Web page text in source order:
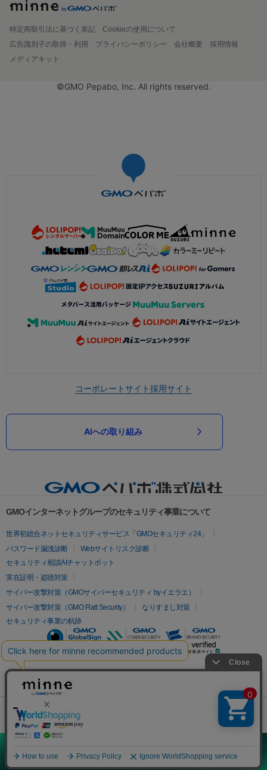
特定商取引法に基づく表記
Cookieの使用について
広告識別子の取得・利用
プライバシーポリシー 会社概要
採用情報
メディアキット
©GMO Pepabo, Inc. All rights reserved.
コーポレートサイト採用サイト
AIへの取り組み
GMOインターネットグループのセキュリティ事業について
世界初総合ネットセキュリティサービス「GMOセキュリティ24」
パスワード漏洩診断
Webサイトリスク診断
セキュリティ相談AIチャットボット
実在証明・盗聴対策
サイバー攻撃対策（GMOサイバーセキュリティ byイエラエ）
サイバー攻撃対策（GMO Flatt Security）
なりすまし対策
セキュリティ事業の軌跡
無料診断